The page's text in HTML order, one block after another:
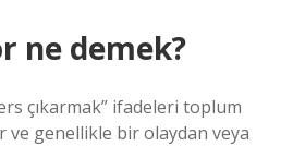
ne demek?
çıkarmak” ifadeleri toplum
ve genellikle bir olaydan veya